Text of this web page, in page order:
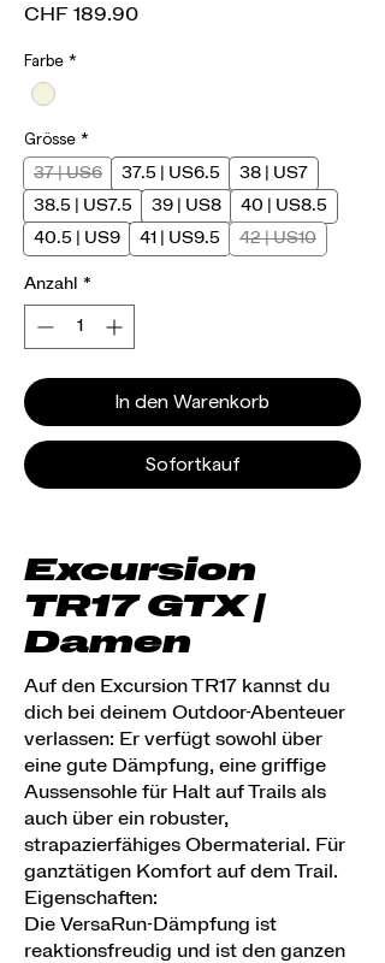
CHF 189.90Preis
Farbe *
Grösse *
37 | US6 37.5 | US6.5
38 | US7
38.5 | US7.5
39 | US8
40 | US8.5
40.5 | US9
41 | US9.5 42 | US10
Anzahl *
In den Warenkorb
Sofortkauf
Excursion
TR17 GTX |
Damen
Auf den Excursion TR17 kannst du
dich bei deinem Outdoor-Abenteuer
verlassen: Er verfügt sowohl über
eine gute Dämpfung, eine griffige
Aussensohle für Halt auf Trails als
auch über ein robuster,
strapazierfähiges Obermaterial. Für
ganztätigen Komfort auf dem Trail.
Eigenschaften:
Die VersaRun-Dämpfung ist
reaktionsfreudig und ist den ganzen